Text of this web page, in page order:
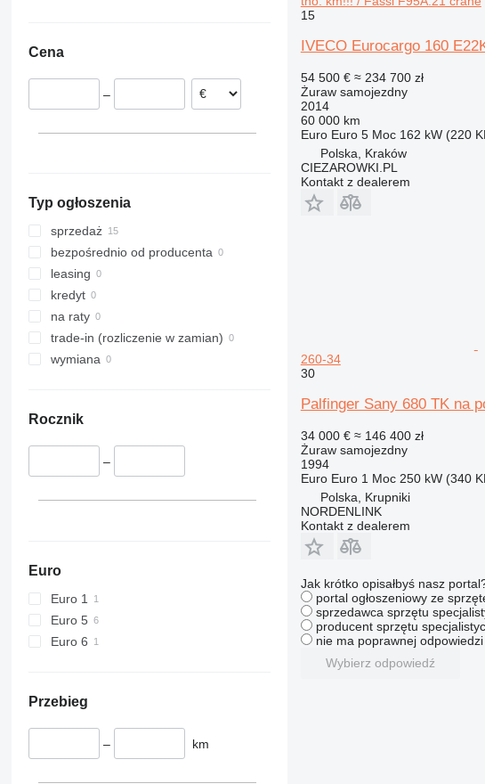
Chorwacja
Włochy
Cena
–
Typ ogłoszenia
sprzedaż
bezpośrednio od producenta
leasing
kredyt
na raty
trade-in (rozliczenie w zamian)
wymiana
Rocznik
–
Euro
Euro 1
Euro 5
Euro 6
Przebieg
– km
15
IVECO Eurocargo 160
54 500 € ≈ 234 700 zł
Żuraw samojezdny
2014
60 000 km
Euro Euro 5 Moc 162 kW (220
Polska, Kraków
CIEZAROWKI.PL
Kontakt z dealerem
260-34
30
Palfinger Sany 680 TK na
34 000 € ≈ 146 400 zł
Żuraw samojezdny
1994
Euro Euro 1 Moc 250 kW (340
Polska, Krupniki
NORDENLINK
Kontakt z dealerem
Jak krótko opisałbyś nasz
portal ogłoszeniowy ze
sprzedawca sprzętu
producent sprzętu
nie ma poprawnej odpowiedzi
Wybierz odpowiedź